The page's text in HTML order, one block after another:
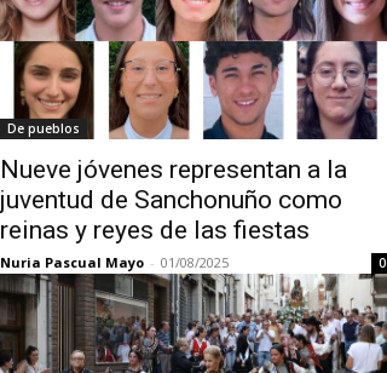
De pueblos
Nueve jóvenes representan a la
juventud de Sanchonuño como
reinas y reyes de las fiestas
Nuria Pascual Mayo - 01/08/2025 0